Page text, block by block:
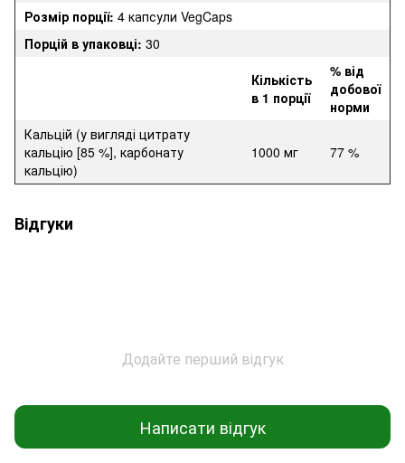
Розмір порції: 4 капсули VegCaps
Порцій в упаковці: 30
Кількість
в 1 порції
% від
добової
норми
Кальцій (у вигляді цитрату
кальцію [85 %], карбонату
кальцію)
1000 мг 77 %
Відгуки
Додайте перший відгук
Написати відгук